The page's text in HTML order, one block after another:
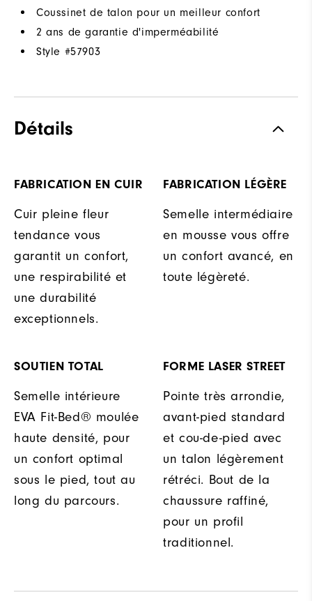
Coussinet de talon pour un meilleur confort
2 ans de garantie d'imperméabilité
Style #57903
Détails
FABRICATION EN CUIR
Cuir pleine fleur
tendance vous
garantit un confort,
une respirabilité et
une durabilité
exceptionnels.
FABRICATION LÉGÈRE
Semelle intermédiaire
en mousse vous offre
un confort avancé, en
toute légèreté.
SOUTIEN TOTAL
Semelle intérieure
EVA Fit-Bed® moulée
haute densité, pour
un confort optimal
sous le pied, tout au
long du parcours.
FORME LASER STREET
Pointe très arrondie,
avant-pied standard
et cou-de-pied avec
un talon légèrement
rétréci. Bout de la
chaussure raffiné,
pour un profil
traditionnel.